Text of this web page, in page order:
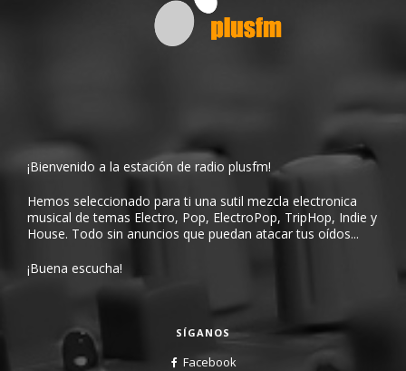
¡Bienvenido a la estación de radio plusfm!
Hemos seleccionado para ti una sutil mezcla electronica
musical de temas Electro, Pop, ElectroPop, TripHop, Indie y
House. Todo sin anuncios que puedan atacar tus oídos...
¡Buena escucha!
SÍGANOS
Facebook